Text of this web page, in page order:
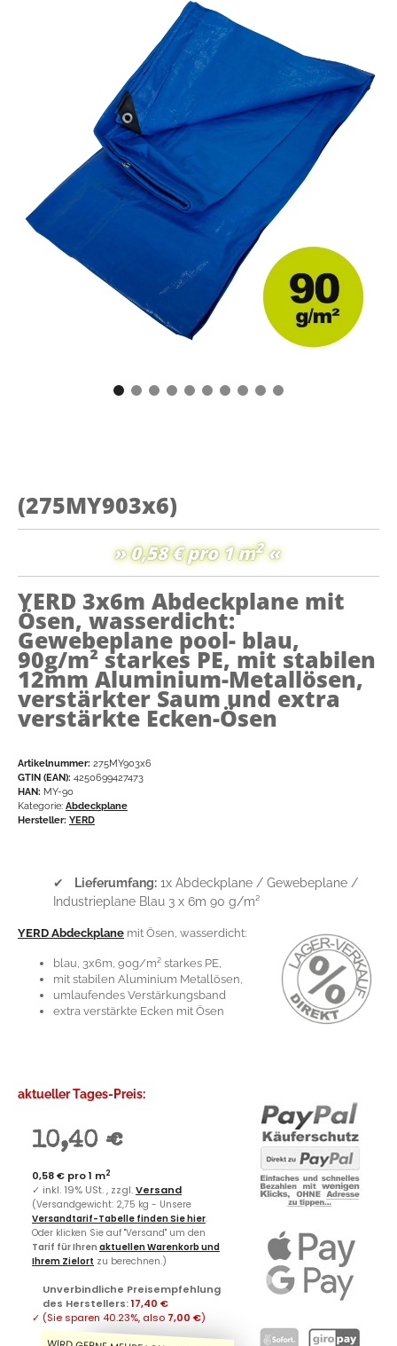
(275MY903x6)
» 0,58 € pro 1 m2«
YERD 3x6m Abdeckplane mit
Ösen, wasserdicht:
Gewebeplane pool- blau,
90g/m² starkes PE, mit stabilen
12mm Aluminium-Metallösen,
verstärkter Saum und extra
verstärkte Ecken-Ösen
Artikelnummer: 275MY903x6
GTIN (EAN): 4250699427473
HAN: MY-90
Kategorie: Abdeckplane
Hersteller: YERD
✔ Lieferumfang: 1x Abdeckplane / Gewebeplane /
Industrieplane Blau 3 x 6m 90 g/m²
YERD Abdeckplane mit Ösen, wasserdicht:
blau, 3x6m, 90g/m² starkes PE,
mit stabilen Aluminium Metallösen,
umlaufendes Verstärkungsband
extra verstärkte Ecken mit Ösen
aktueller Tages-Preis:
10,40 €
0,58 € pro 1 m2
✓ inkl. 19% USt. , zzgl.Versand
(Versandgewicht: 2,75 kg - Unsere
Versandtarif-Tabelle finden Sie hier.
Oder klicken Sie auf "Versand" um den
Tarif für Ihren aktuellen Warenkorb und
Ihrem Zielort zu berechnen.)
Unverbindliche Preisempfehlung
des Herstellers:17,40 €
✓ (Sie sparen 40.23%, also 7,00 €)